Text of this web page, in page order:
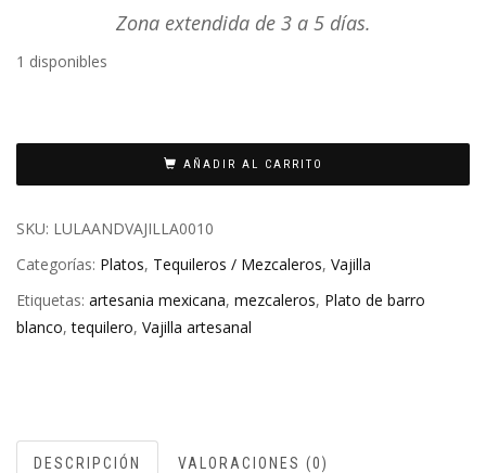
Zona extendida de 3 a 5 días.
1 disponibles
AÑADIR AL CARRITO
SKU: LULAANDVAJILLA0010
Categorías: Platos, Tequileros / Mezcaleros, Vajilla
Etiquetas: artesania mexicana, mezcaleros, Plato de barro
blanco,tequilero, Vajilla artesanal
DESCRIPCIÓN VALORACIONES (0)